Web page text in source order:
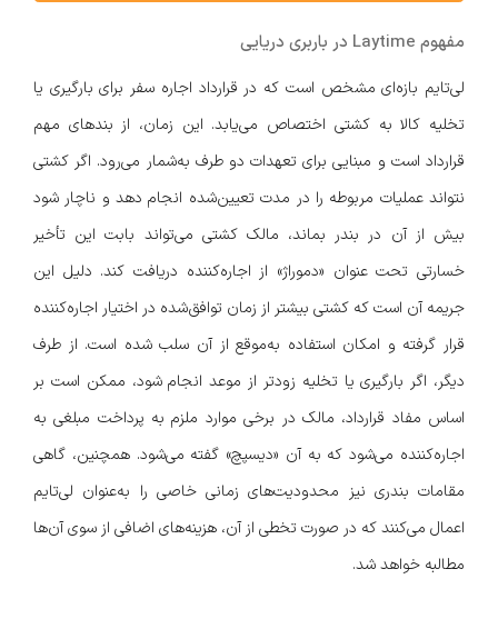
مفهوم Laytime در باربری دریایی
لی‌تایم بازه‌ای مشخص است که در قرارداد اجاره سفر برای بارگیری یا
تخلیه کالا به کشتی اختصاص می‌یابد. این زمان، از بندهای مهم
قرارداد است و مبنایی برای تعهدات دو طرف به‌شمار می‌رود. اگر کشتی
نتواند عملیات مربوطه را در مدت تعیین‌شده انجام دهد و ناچار شود
بیش از آن در بندر بماند، مالک کشتی می‌تواند بابت این تأخیر
خسارتی تحت عنوان «دموراژ» از اجاره‌کننده دریافت کند. دلیل این
جریمه آن است که کشتی بیشتر از زمان توافق‌شده در اختیار اجاره‌کننده
قرار گرفته و امکان استفاده به‌موقع از آن سلب شده است. از طرف
دیگر، اگر بارگیری یا تخلیه زودتر از موعد انجام شود، ممکن است بر
اساس مفاد قرارداد، مالک در برخی موارد ملزم به پرداخت مبلغی به
اجاره‌کننده می‌شود که به آن «دیسپچ» گفته می‌شود. همچنین، گاهی
مقامات بندری نیز محدودیت‌های زمانی خاصی را به‌عنوان لی‌تایم
اعمال می‌کنند که در صورت تخطی از آن، هزینه‌های اضافی از سوی آن‌ها
مطالبه خواهد شد.